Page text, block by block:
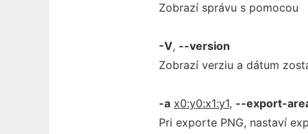
Zobrazí správu s pomocou
-V, --version
Zobrazí verziu a dátum
-a x0:y0:x1:y1, --export-
Pri exporte PNG, nastaví